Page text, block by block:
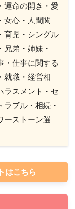
運命の開き・愛
女心・人間関
育児・シングル
兄弟・姉妹・
・仕事に関する
就職・経営相
ラスメント・セ
ラブル・相続・
ーストーン選
はこちら